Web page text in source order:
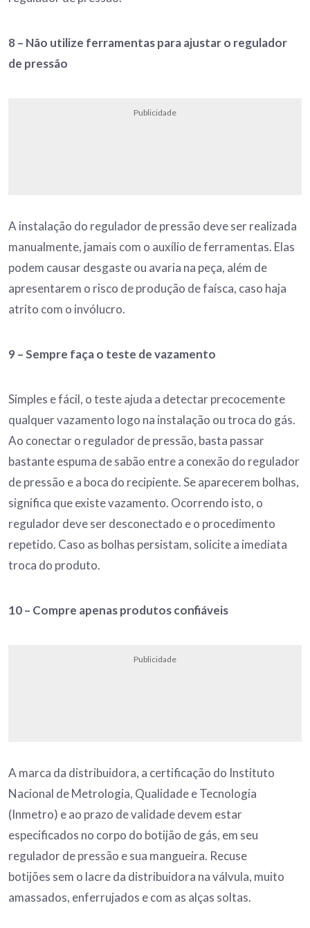
8 – Não utilize ferramentas para ajustar o regulador
de pressão
Publicidade
A instalação do regulador de pressão deve ser realizada
manualmente, jamais com o auxílio de ferramentas. Elas
podem causar desgaste ou avaria na peça, além de
apresentarem o risco de produção de faísca, caso haja
atrito com o invólucro.
9 –Sempre faça o teste de vazamento
Simples e fácil, o teste ajuda a detectar precocemente
qualquer vazamento logo na instalação ou troca do gás.
Ao conectar o regulador de pressão, basta passar
bastante espuma de sabão entre a conexão do regulador
de pressão e a boca do recipiente. Se aparecerem bolhas,
significa que existe vazamento. Ocorrendo isto, o
regulador deve ser desconectado e o procedimento
repetido. Caso as bolhas persistam, solicite a imediata
troca do produto.
10 – Compre apenas produtos confiáveis
Publicidade
A marca da distribuidora, a certificação do Instituto
Nacional de Metrologia, Qualidade e Tecnologia
(Inmetro) e ao prazo de validade devem estar
especificados no corpo do botijão de gás, em seu
regulador de pressão e sua mangueira. Recuse
botijões sem o lacre da distribuidora na válvula, muito
amassados, enferrujados e com as alças soltas.